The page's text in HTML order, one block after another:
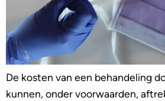
De kosten van een behandeling
kunnen, onder voorwaarden,